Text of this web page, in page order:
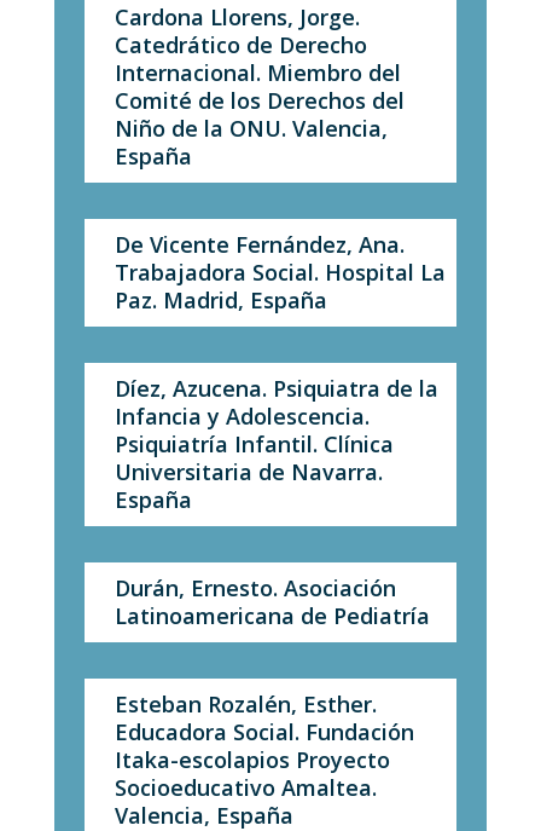
Cardona Llorens, Jorge.
Catedrático de Derecho
Internacional. Miembro del
Comité de los Derechos del
Niño de la ONU. Valencia,
España
De Vicente Fernández, Ana.
Trabajadora Social. Hospital La
Paz. Madrid, España
Díez, Azucena. Psiquiatra de la
Infancia y Adolescencia.
Psiquiatría Infantil. Clínica
Universitaria de Navarra.
España
Durán, Ernesto. Asociación
Latinoamericana de Pediatría
Esteban Rozalén, Esther.
Educadora Social. Fundación
Itaka-escolapios Proyecto
Socioeducativo Amaltea.
Valencia, España